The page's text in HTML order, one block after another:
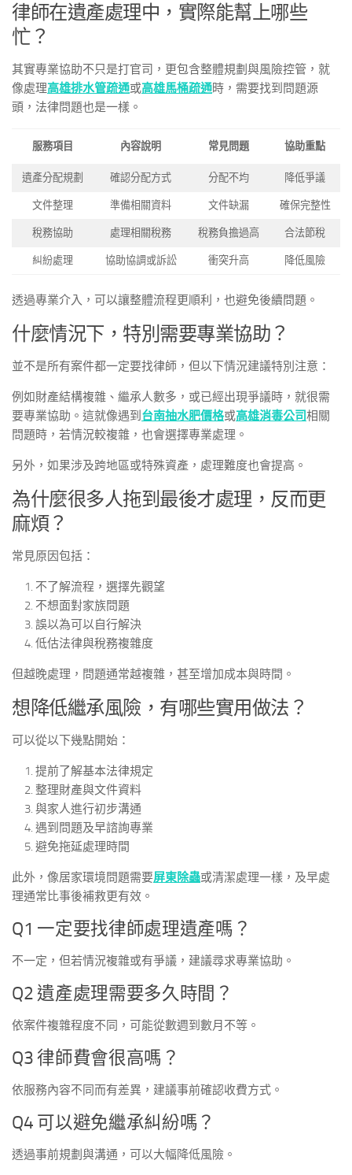
律師在遺產處理中，實際能幫上哪些
忙？
其實專業協助不只是打官司，更包含整體規劃與風險控管，就
像處理高雄排水管疏通或高雄馬桶疏通時，需要找到問題源
頭，法律問題也是一樣。
服務項目 內容說明 常見問題 協助重點
遺產分配規劃 確認分配方式 分配不均 降低爭議
文件整理 準備相關資料 文件缺漏 確保完整性
稅務協助 處理相關稅務 稅務負擔過高 合法節稅
糾紛處理 協助協調或訴訟 衝突升高 降低風險
透過專業介入，可以讓整體流程更順利，也避免後續問題。
什麼情況下，特別需要專業協助？
並不是所有案件都一定要找律師，但以下情況建議特別注意：
例如財產結構複雜、繼承人數多，或已經出現爭議時，就很需
要專業協助。這就像遇到 台南抽水肥價格或高雄消毒公司相關
問題時，若情況較複雜，也會選擇專業處理。
另外，如果涉及跨地區或特殊資產，處理難度也會提高。
為什麼很多人拖到最後才處理，反而更
麻煩？
常見原因包括：
不了解流程，選擇先觀望
不想面對家族問題
誤以為可以自行解決
低估法律與稅務複雜度
但越晚處理，問題通常越複雜，甚至增加成本與時間。
想降低繼承風險，有哪些實用做法？
可以從以下幾點開始：
提前了解基本法律規定
整理財產與文件資料
與家人進行初步溝通
遇到問題及早諮詢專業
避免拖延處理時間
此外，像居家環境問題需要屏東除蟲或清潔處理一樣，及早處
理通常比事後補救更有效。
Q1 一定要找律師處理遺產嗎？
不一定，但若情況複雜或有爭議，建議尋求專業協助。
Q2 遺產處理需要多久時間？
依案件複雜程度不同，可能從數週到數月不等。
Q3 律師費會很高嗎？
依服務內容不同而有差異，建議事前確認收費方式。
Q4 可以避免繼承糾紛嗎？
透過事前規劃與溝通，可以大幅降低風險。